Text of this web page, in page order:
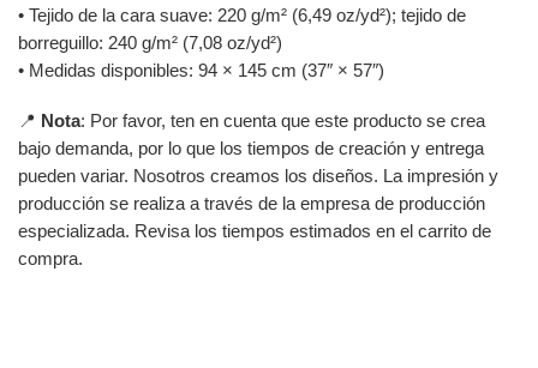
• Tejido de la cara suave: 220 g/m² (6,49 oz/yd²); tejido de
borreguillo: 240 g/m² (7,08 oz/yd²)
• Medidas disponibles: 94 × 145 cm (37″ × 57″)
📍 Nota: Por favor, ten en cuenta que este producto se crea
bajo demanda, por lo que los tiempos de creación y entrega
pueden variar. Nosotros creamos los diseños. La impresión y
producción se realiza a través de la empresa de producción
especializada. Revisa los tiempos estimados en el carrito de
compra.